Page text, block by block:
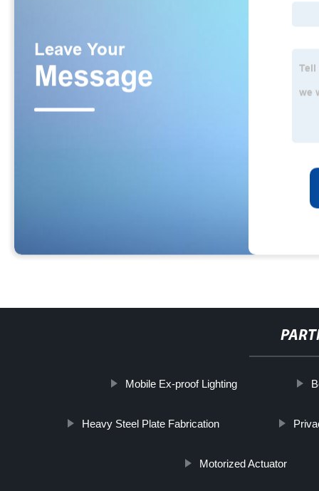
Mobile Ex-proof Lighting
Heavy Steel Plate Fabrication
Motorized Actuator